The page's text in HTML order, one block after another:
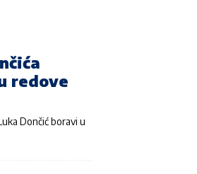
redove
Dončić boravi u